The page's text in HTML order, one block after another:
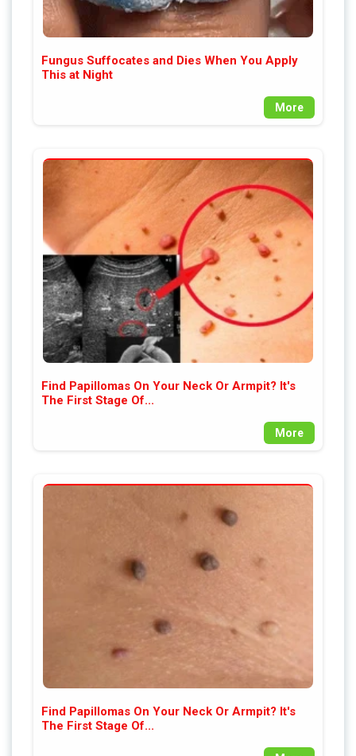
Fungus Suffocates and Dies When You Apply
This at Night
More
Find Papillomas On Your Neck Or Armpit? It's
The First Stage Of...
More
Find Papillomas On Your Neck Or Armpit? It's
The First Stage Of...